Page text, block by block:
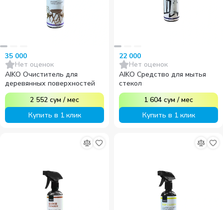
35 000
Нет оценок
AIKO Очиститель для
деревянных поверхностей
2 552 сум /мес
Купить в 1 клик
22 000
Нет оценок
AIKO Средство для мытья
стекол
1 604 сум /мес
Купить в 1 клик